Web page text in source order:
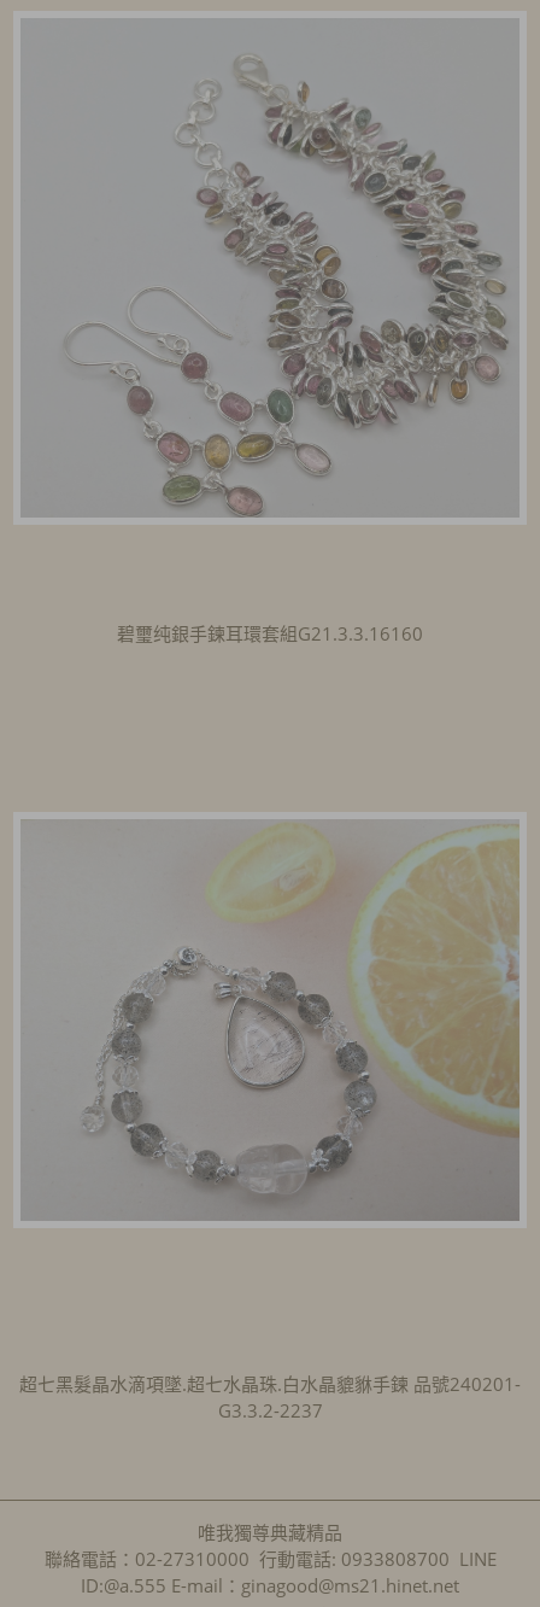
碧璽纯銀手鍊耳環套組G21.3.3.16160
超七黑髮晶水滴項墜.超七水晶珠.白水晶貔貅手鍊 品號240201-
G3.3.2-2237
唯我獨尊典藏精品
聯絡電話：02-27310000 行動電話: 0933808700 LINE
ID:@a.555 E-mail：ginagood@ms21.hinet.net